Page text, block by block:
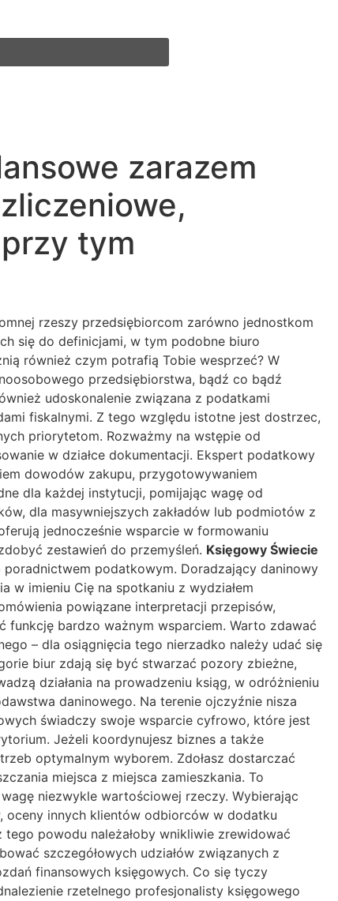
zarazem
tym
rzeszy przedsiębiorcom zarówno jednostkom
się do definicjami, w tym podobne biuro
również czym potrafią Tobie wesprzeć? W
przedsiębiorstwa, bądź co bądź
udoskonalenie związana z podatkami
fiskalnymi. Z tego względu istotne jest dostrzec,
priorytetom. Rozważmy na wstępie od
w działce dokumentacji. Ekspert podatkowy
dowodów zakupu, przygotowywaniem
dla każdej instytucji, pomijając wagę od
dla masywniejszych zakładów lub podmiotów z
jednocześnie wsparcie w formowaniu
zestawień do przemyśleń. Księgowy Świecie
podatkowym. Doradzający daninowy
w imieniu Cię na spotkaniu z wydziałem
powiązane interpretacji przepisów,
bardzo ważnym wsparciem. Warto zdawać
– dla osiągnięcia tego nierzadko należy udać się
biur zdają się być stwarzać pozory zbieżne,
działania na prowadzeniu ksiąg, w odróżnieniu
daninowego. Na terenie ojczyźnie nisza
świadczy swoje wsparcie cyfrowo, które jest
Jeżeli koordynujesz biznes a także
optymalnym wyborem. Zdołasz dostarczać
miejsca z miejsca zamieszkania. To
niezwykle wartościowej rzeczy. Wybierając
oceny innych klientów odbiorców w dodatku
powodu należałoby wnikliwie zrewidować
szczegółowych udziałów związanych z
finansowych księgowych. Co się tyczy
rzetelnego profesjonalisty księgowego